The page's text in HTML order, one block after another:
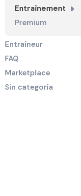
Entraînement
Premium
Entraîneur
FAQ
Marketplace
Sin categoría